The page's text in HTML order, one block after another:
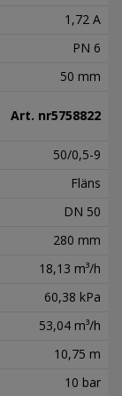
1,72 A
PN 6
50 mm
Art. nr5758822
50/0,5-9
Fläns
DN 50
280 mm
18,13 m³/h
60,38 kPa
53,04 m³/h
10,75 m
10 bar